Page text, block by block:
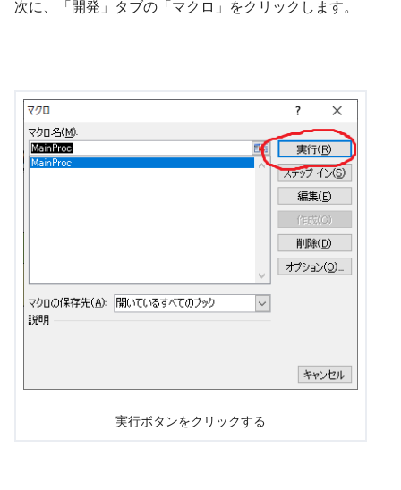
次に、「開発」タブの「マクロ」をクリックします。
実行ボタンをクリックする